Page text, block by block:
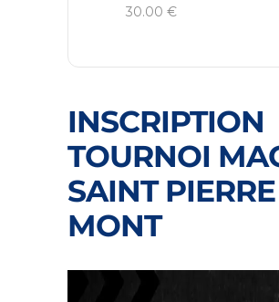
30.00 €
INSCRIPTION
TOURNOI
SAINT
MONT